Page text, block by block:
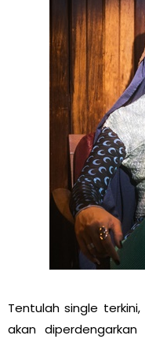
Tentulah single terkini,
akan